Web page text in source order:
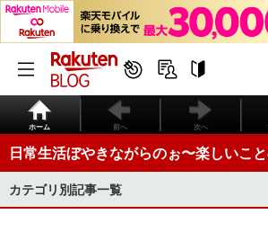
ホーム 前へ 次へ
日常生活ぼやきながらのぉ〜楽しいこ
カテゴリ別記事一覧